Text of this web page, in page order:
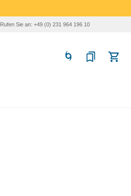
Rufen Sie an: +49 (0) 231 964 196 10